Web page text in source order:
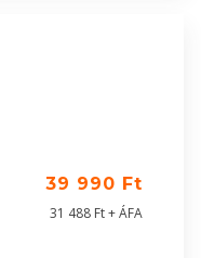
39 990 Ft
31 488 Ft + ÁFA